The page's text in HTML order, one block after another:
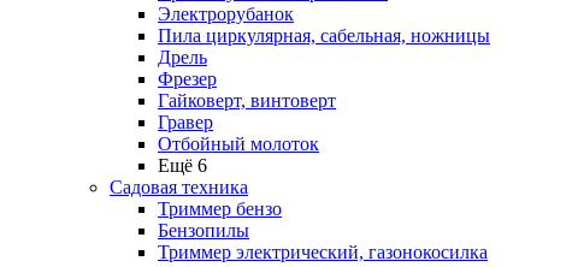
Электрорубанок
Пила циркулярная, сабельная, ножницы
Дрель
Фрезер
Гайковерт, винтоверт
Гравер
Отбойный молоток
Ещё 6
Садовая техника
Триммер бензо
Бензопилы
Триммер электрический, газонокосилка